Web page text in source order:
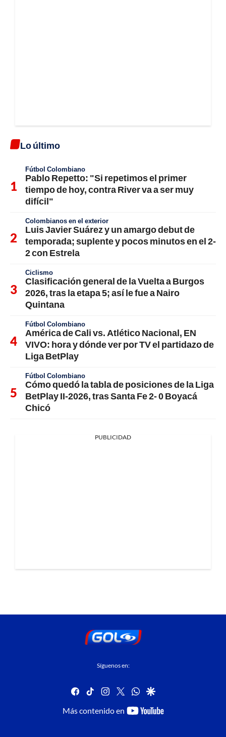
Lo último
Fútbol Colombiano
Pablo Repetto: "Si repetimos el primer
tiempo de hoy, contra River va a ser muy
difícil"
Colombianos en el exterior
Luis Javier Suárez y un amargo debut de
temporada; suplente y pocos minutos en el 2-
2 con Estrela
Ciclismo
Clasificación general de la Vuelta a Burgos
2026, tras la etapa 5; así le fue a Nairo
Quintana
Fútbol Colombiano
América de Cali vs. Atlético Nacional, EN
VIVO: hora y dónde ver por TV el partidazo de
Liga BetPlay
Fútbol Colombiano
Cómo quedó la tabla de posiciones de la Liga
BetPlay II-2026, tras Santa Fe 2- 0 Boyacá
Chicó
PUBLICIDAD
Síguenos en:
facebook
tiktok instagram
twitterwhatsapp
google
Más contenido en
youtube-